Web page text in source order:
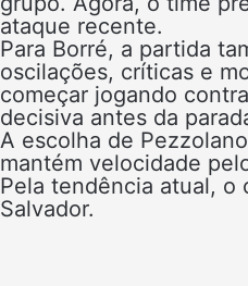
ataque recente.
Para Borré, a partida
oscilações, críticas e
começar jogando
decisiva antes da
A escolha de
mantém velocidade
Pela tendência atual, o
Salvador.